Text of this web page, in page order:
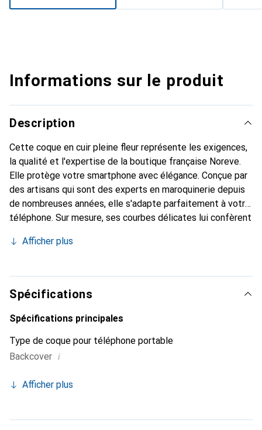
Informations sur le produit
Description
Cette coque en cuir pleine fleur représente les exigences,
la qualité et l'expertise de la boutique française Noreve.
Elle protège votre smartphone avec élégance. Conçue par
des artisans qui sont des experts en maroquinerie depuis
de nombreuses années, elle s'adapte parfaitement à votre
téléphone. Sur mesure, ses courbes délicates lui confèrent
et indispensable pour votre smartphone. Reconnaître
marque Noreve est un choix sûr pour une clientèle
exigeante.
Afficher plus
Spécifications
Spécifications principales
Type de coque pour téléphone portable
Backcover i
Afficher plus